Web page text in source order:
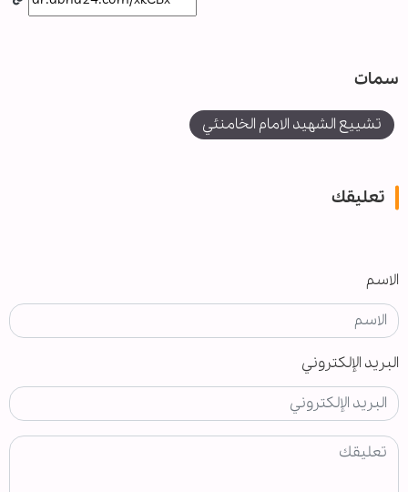
سمات
تشييع الشهيد الامام الخامنئي
تعليقك
الاسم
البريد الإلكتروني